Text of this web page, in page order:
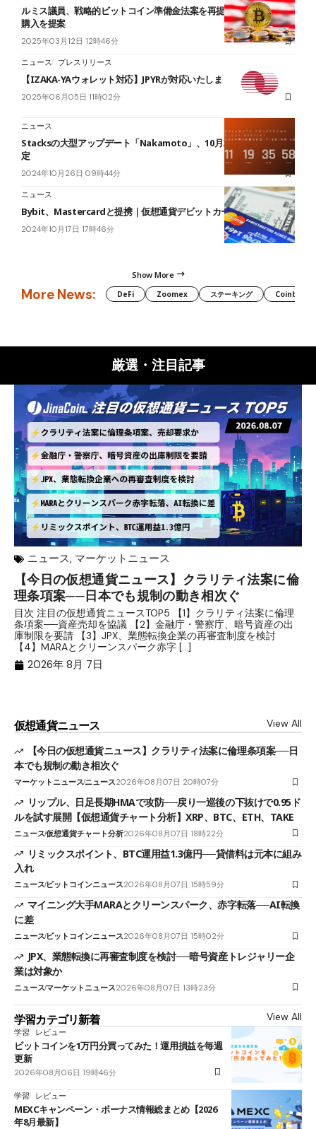
ルミス議員、戦略的ビットコイン準備金法案を再提出──100万BTC
購入を提案
2025年03月12日 12時46分
ニュース プレスリリース
【IZAKA-YAウォレット対応】JPYRが対応いたしました。
2025年06月05日 11時02分
ニュース
Stacksの大型アップデート「Nakamoto」、10月29日に正式実装予
定
2024年10月26日 09時44分
ニュース
Bybit、Mastercardと提携｜仮想通貨デビットカードを提供開始
2024年10月17日 17時46分
Show More
More News: DeFi Zoomex ステーキング Coinbase
厳選・注目記事
ニュース, マーケットニュース
【今日の仮想通貨ニュース】クラリティ法案に倫
理条項案──日本でも規制の動き相次ぐ
目次 注目の仮想通貨ニュースTOP5 【1】クラリティ法案に倫理
条項案──資産売却を協議 【2】金融庁・警察庁、暗号資産の出
庫制限を要請 【3】JPX、業態転換企業の再審査制度を検討
【4】MARAとクリーンスパーク赤字 […]
2026年 8月 7日
仮想通貨ニュース View All
【今日の仮想通貨ニュース】クラリティ法案に倫理条項案──日
本でも規制の動き相次ぐ
マーケットニュースニュース2026年08月07日 20時07分
リップル、日足長期HMAで攻防──戻り一巡後の下抜けで0.95ド
ルを試す展開【仮想通貨チャート分析】XRP、BTC、ETH、TAKE
ニュース仮想通貨チャート分析2026年08月07日 18時22分
リミックスポイント、BTC運用益1.3億円──貸借料は元本に組み
入れ
ニュースビットコインニュース2026年08月07日 15時59分
マイニング大手MARAとクリーンスパーク、赤字転落──AI転換
に差
ニュースビットコインニュース2026年08月07日 15時02分
JPX、業態転換に再審査制度を検討──暗号資産トレジャリー企
業は対象か
ニュースマーケットニュース2026年08月07日 13時23分
学習カテゴリ新着 View All
学習 レビュー
ビットコインを1万円分買ってみた！運用損益を毎週
更新
2026年08月06日 19時46分
学習 レビュー
MEXCキャンペーン・ボーナス情報総まとめ【2026
年8月最新】